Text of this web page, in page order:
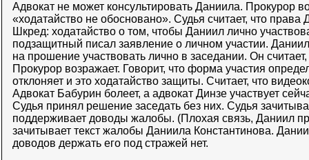
Адвокат не может консультировать Даниила. Прокурор
«ходатайство не обосновано». Судья считает, что
Шкред: ходатайство о том, чтобы Даниил лично
подзащитный писал заявление о личном участии.
на прошение участвовать лично в заседании. Он
Прокурор возражает. Говорит, что форма участия
отклоняет и это ходатайство защиты. Считает, что
Адвокат Бабурин болеет, а адвокат Динзе участвует
Судья принял решение заседать без них. Судья
поддерживает доводы жалобы. (Плохая связь, Даниил
зачитывает текст жалобы Даниила Константинова.
доводов держать его под стражей нет.